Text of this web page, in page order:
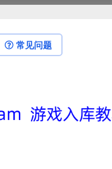
常见问题